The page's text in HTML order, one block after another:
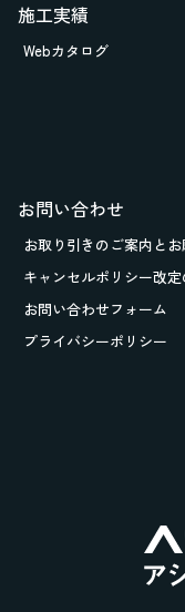
施工実績
Webカタログ
お問い合わせ
お取り引きのご案内と
キャンセルポリシー改
お問い合わせフォーム
プライバシーポリシー